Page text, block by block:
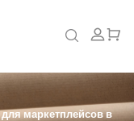
маркетплейсов в